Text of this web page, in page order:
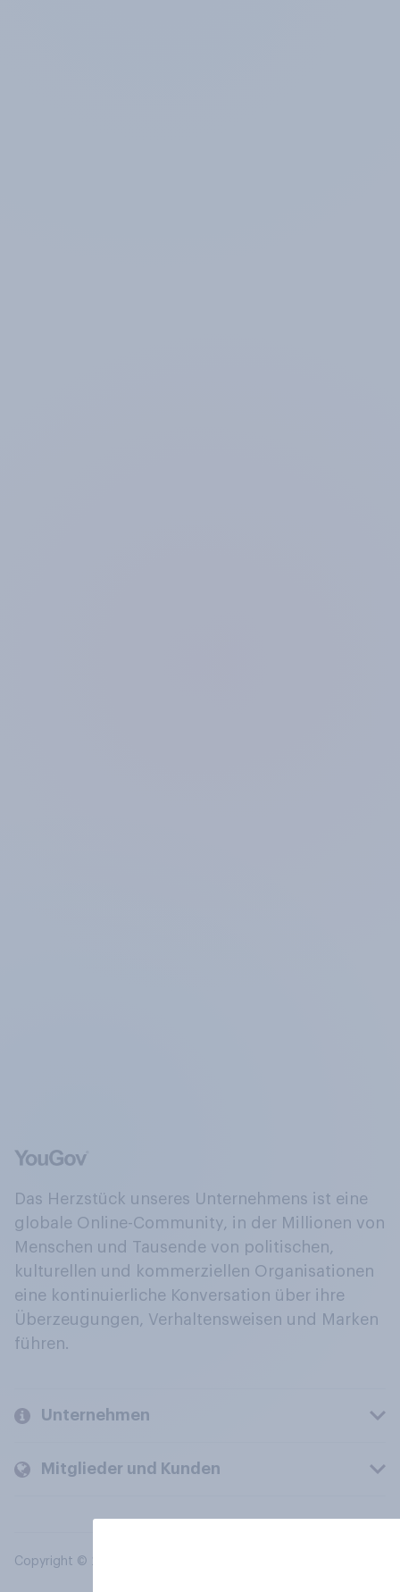
Das Herzstück unseres Unternehmens ist eine
globale Online-Community, in der Millionen von
Menschen und Tausende von politischen,
kulturellen und kommerziellen Organisationen
eine kontinuierliche Konversation über ihre
Überzeugungen, Verhaltensweisen und Marken
führen.
Unternehmen
Mitglieder und Kunden
Copyright © 2026 YouGov PLC. Alle Rechte vorbehalten.